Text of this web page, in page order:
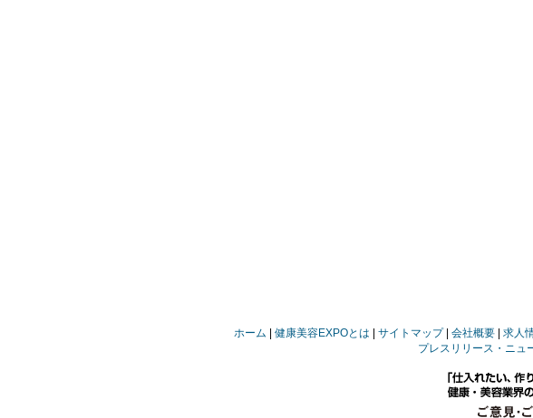
ホーム 健康美容EXPOとは サイトマップ 会社概要 求人
プレスリリース・ニュ